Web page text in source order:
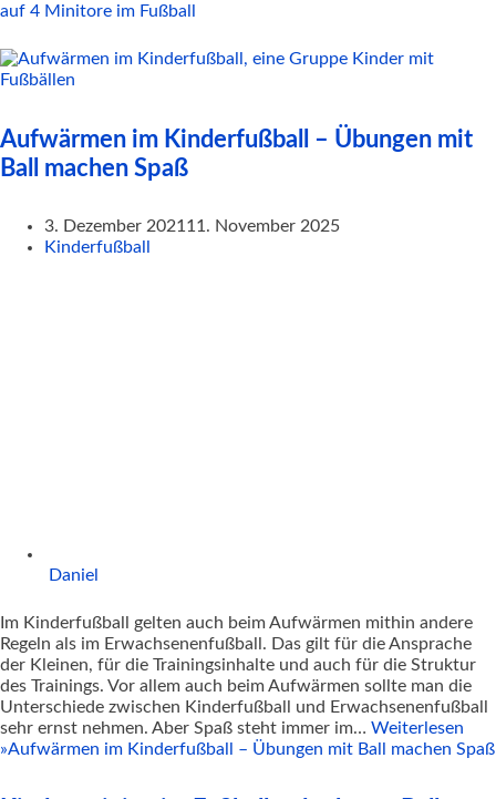
auf 4 Minitore im Fußball
Aufwärmen im Kinderfußball – Übungen mit
Ball machen Spaß
3. Dezember 202111. November 2025
Kinderfußball
Daniel
Im Kinderfußball gelten auch beim Aufwärmen mithin andere
Regeln als im Erwachsenenfußball. Das gilt für die Ansprache
der Kleinen, für die Trainingsinhalte und auch für die Struktur
des Trainings. Vor allem auch beim Aufwärmen sollte man die
Unterschiede zwischen Kinderfußball und Erwachsenenfußball
sehr ernst nehmen. Aber Spaß steht immer im… Weiterlesen
»Aufwärmen im Kinderfußball – Übungen mit Ball machen Spaß